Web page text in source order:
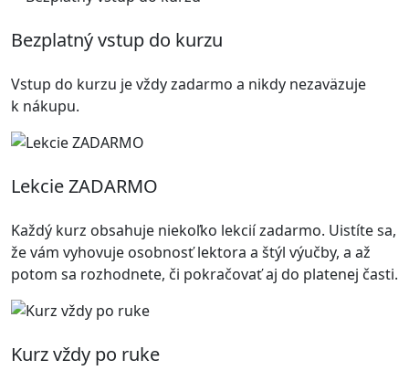
Bezplatný vstup do kurzu
Vstup do kurzu je vždy zadarmo a nikdy nezaväzuje
k nákupu.
Lekcie ZADARMO
Každý kurz obsahuje niekoľko lekcií zadarmo. Uistíte sa,
že vám vyhovuje osobnosť lektora a štýl výučby, a až
potom sa rozhodnete, či pokračovať aj do platenej časti.
Kurz vždy po ruke